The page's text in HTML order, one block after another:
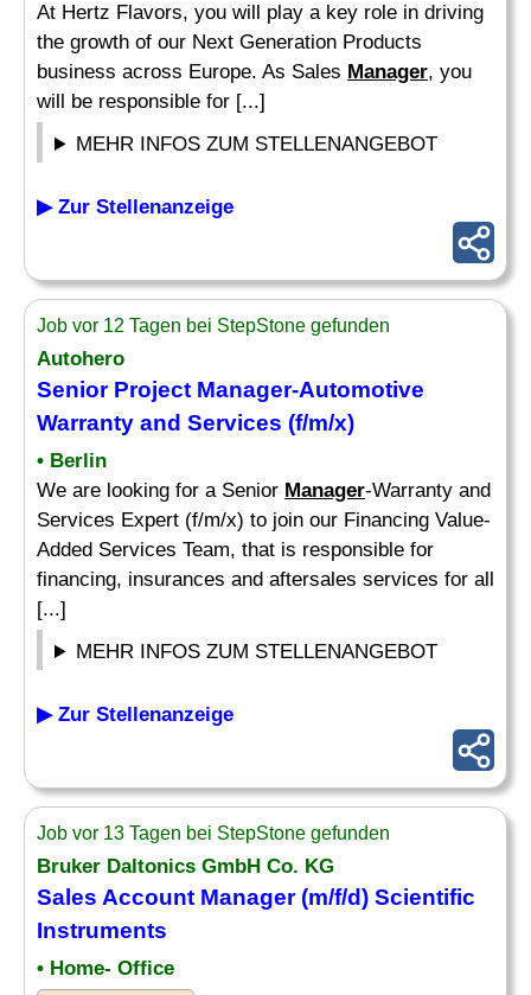
At Hertz Flavors, you will play a key role in driving
the growth of our Next Generation Products
business across Europe. As Sales Manager, you
will be responsible for [...]
MEHR INFOS ZUM STELLENANGEBOT
▶ Zur Stellenanzeige
Job vor 12 Tagen bei StepStone gefunden
Autohero
Senior Project Manager-Automotive
Warranty and Services (f/m/x)
• Berlin
We are looking for a Senior Manager-Warranty and
Services Expert (f/m/x) to join our Financing Value-
Added Services Team, that is responsible for
financing, insurances and aftersales services for all
[...]
MEHR INFOS ZUM STELLENANGEBOT
▶ Zur Stellenanzeige
Job vor 13 Tagen bei StepStone gefunden
Bruker Daltonics GmbH Co. KG
Sales Account Manager(m/f/d) Scientific
Instruments
• Home- Office